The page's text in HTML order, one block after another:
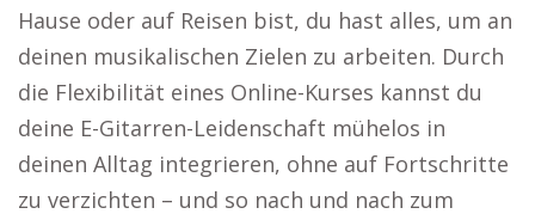
Hause oder auf Reisen bist, du hast alles, um an
deinen musikalischen Zielen zu arbeiten. Durch
die Flexibilität eines Online-Kurses kannst du
deine E-Gitarren-Leidenschaft mühelos in
deinen Alltag integrieren, ohne auf Fortschritte
zu verzichten – und so nach und nach zum